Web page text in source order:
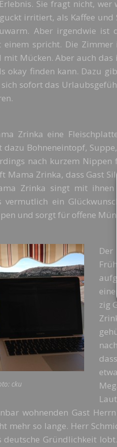
Sie fragt nicht,
guckt irritiert, als Kaffee
Aber irgendwie
einem spricht. Die Zimmer
Mücken. Aber auch
okay finden kann. Dazu
sich sofort das
Zrinka eine
dazu Bohneneintopf,
nach kurzem
Mama Zrinka, dass Gast
Zrinka singt mit ihnen
vermutlich ein
und sorgt für offene
cku
zig
wohnenden Gast
mehr so lange. Herr
Gründlichkeit